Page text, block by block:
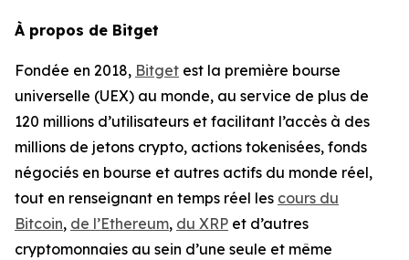
À propos de Bitget
Fondée en 2018, Bitget est la première bourse
universelle (UEX) au monde, au service de plus de
120 millions d’utilisateurs et facilitant l’accès à des
millions de jetons crypto, actions tokenisées, fonds
négociés en bourse et autres actifs du monde réel,
tout en renseignant en temps réel les cours du
Bitcoin, de l’Ethereum, du XRP et d’autres
cryptomonnaies au sein d’une seule et même